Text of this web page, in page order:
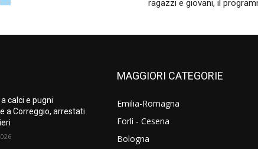
ragazzi e giovani, il
calci e pugni
a Correggio, arrestati
MAGGIORI CATEGORIE
Emilia-Romagna
Forlì - Cesena
Bologna